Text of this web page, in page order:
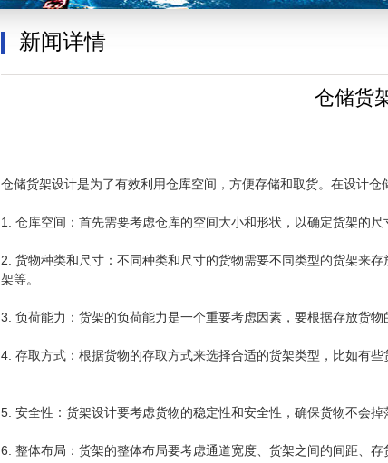
新闻详情
仓储货
仓储货架设计是为了有效利用仓库空间，方便存储和取货。在设计仓
1. 仓库空间：首先需要考虑仓库的空间大小和形状，以确定货架的
2. 货物种类和尺寸：不同种类和尺寸的货物需要不同类型的货架来
架等。
3. 负荷能力：货架的负荷能力是一个重要考虑因素，要根据存放货
4. 存取方式：根据货物的存取方式来选择合适的货架类型，比如有
5. 安全性：货架设计要考虑货物的稳定性和安全性，确保货物不会掉
6. 整体布局：货架的整体布局要考虑通道宽度、货架之间的间距、